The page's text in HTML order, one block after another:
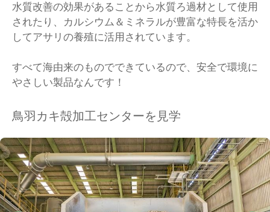
水質改善の効果があることから水質ろ過材として使用
されたり、カルシウム＆ミネラルが豊富な特長を活か
してアサリの養殖に活用されています。
すべて海由来のものでできているので、安全で環境に
やさしい製品なんです！
鳥羽カキ殻加工センターを見学